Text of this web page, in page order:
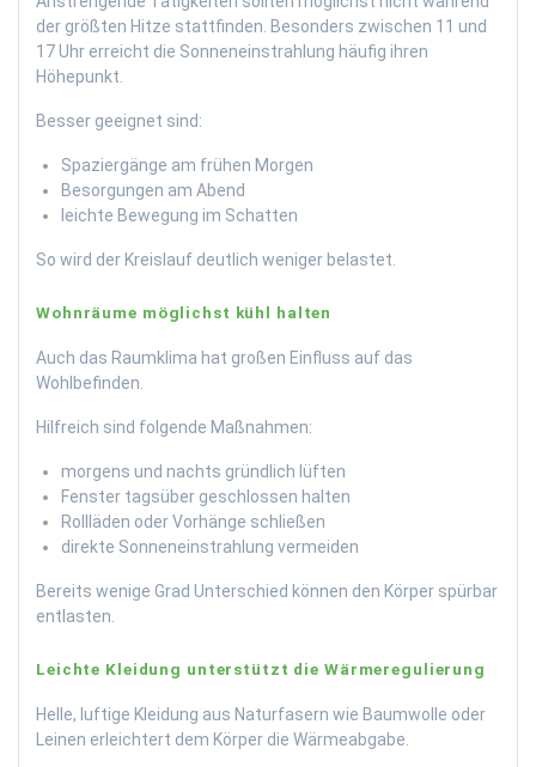
der größten Hitze stattfinden. Besonders zwischen 11 und
17 Uhr erreicht die Sonneneinstrahlung häufig ihren
Höhepunkt.
Besser geeignet sind:
Spaziergänge am frühen Morgen
Besorgungen am Abend
leichte Bewegung im Schatten
So wird der Kreislauf deutlich weniger belastet.
Wohnräume möglichst kühl halten
Auch das Raumklima hat großen Einfluss auf das
Wohlbefinden.
Hilfreich sind folgende Maßnahmen:
morgens und nachts gründlich lüften
Fenster tagsüber geschlossen halten
Rollläden oder Vorhänge schließen
direkte Sonneneinstrahlung vermeiden
Bereits wenige Grad Unterschied können den Körper spürbar
entlasten.
Leichte Kleidung unterstützt die Wärmeregulierung
Helle, luftige Kleidung aus Naturfasern wie Baumwolle oder
Leinen erleichtert dem Körper die Wärmeabgabe.